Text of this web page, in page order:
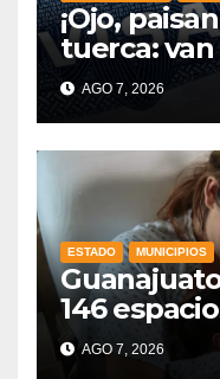
¡Ojo,
tuerca:
redes
y nuevas
AGO 7, 2026
ESTADO MUNICIPIOS
146
laAGO 7, 2026